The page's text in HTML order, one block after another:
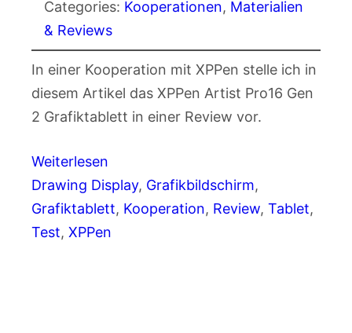
Categories: Kooperationen, Materialien
& Reviews
In einer Kooperation mit XPPen stelle ich in
diesem Artikel das XPPen Artist Pro16 Gen
2 Grafiktablett in einer Review vor.
Weiterlesen
Drawing Display, Grafikbildschirm
Grafiktablett, Kooperation, Review, Tablet
Test, XPPen